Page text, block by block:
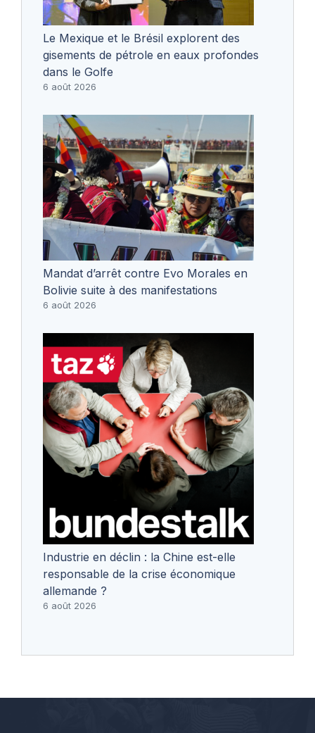
Le Mexique et le Brésil explorent des
gisements de pétrole en eaux profondes
dans le Golfe
6 août 2026
Mandat d’arrêt contre Evo Morales en
Bolivie suite à des manifestations
6 août 2026
Industrie en déclin : la Chine est-elle
responsable de la crise économique
allemande ?
6 août 2026